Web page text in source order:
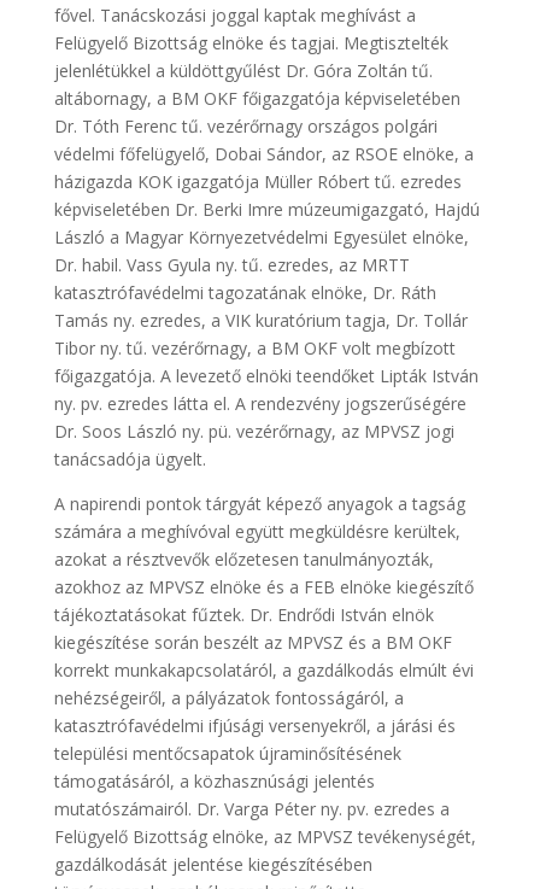
fővel. Tanácskozási joggal kaptak meghívást a
Felügyelő Bizottság elnöke és tagjai. Megtisztelték
jelenlétükkel a küldöttgyűlést Dr. Góra Zoltán tű.
altábornagy, a BM OKF főigazgatója képviseletében
Dr. Tóth Ferenc tű. vezérőrnagy országos polgári
védelmi főfelügyelő, Dobai Sándor, az RSOE elnöke, a
házigazda KOK igazgatója Müller Róbert tű. ezredes
képviseletében Dr. Berki Imre múzeumigazgató, Hajdú
László a Magyar Környezetvédelmi Egyesület elnöke,
Dr. habil. Vass Gyula ny. tű. ezredes, az MRTT
katasztrófavédelmi tagozatának elnöke, Dr. Ráth
Tamás ny. ezredes, a VIK kuratórium tagja, Dr. Tollár
Tibor ny. tű. vezérőrnagy, a BM OKF volt megbízott
főigazgatója. A levezető elnöki teendőket Lipták István
ny. pv. ezredes látta el. A rendezvény jogszerűségére
Dr. Soos László ny. pü. vezérőrnagy, az MPVSZ jogi
tanácsadója ügyelt.
A napirendi pontok tárgyát képező anyagok a tagság
számára a meghívóval együtt megküldésre kerültek,
azokat a résztvevők előzetesen tanulmányozták,
azokhoz az MPVSZ elnöke és a FEB elnöke kiegészítő
tájékoztatásokat fűztek. Dr. Endrődi István elnök
kiegészítése során beszélt az MPVSZ és a BM OKF
korrekt munkakapcsolatáról, a gazdálkodás elmúlt évi
nehézségeiről, a pályázatok fontosságáról, a
katasztrófavédelmi ifjúsági versenyekről, a járási és
települési mentőcsapatok újraminősítésének
támogatásáról, a közhasznúsági jelentés
mutatószámairól. Dr. Varga Péter ny. pv. ezredes a
Felügyelő Bizottság elnöke, az MPVSZ tevékenységét,
gazdálkodását jelentése kiegészítésében